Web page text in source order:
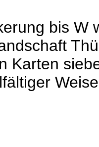
bis W
Karten